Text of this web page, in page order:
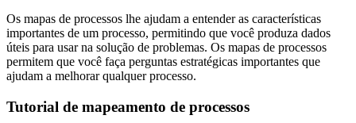
Os mapas de processos lhe ajudam a entender as características
importantes de um processo, permitindo que você produza dados
úteis para usar na solução de problemas. Os mapas de processos
permitem que você faça perguntas estratégicas importantes que
ajudam a melhorar qualquer processo.
Tutorial de mapeamento de processos